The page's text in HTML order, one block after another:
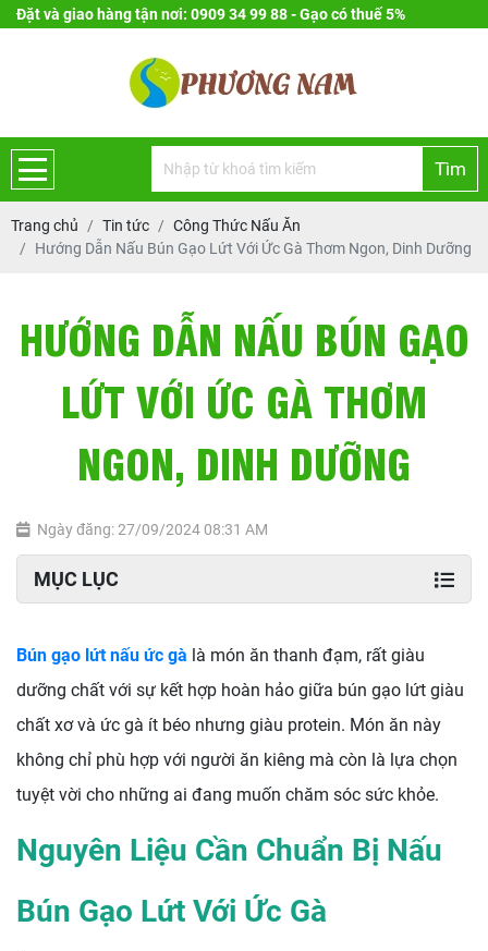
Đặt và giao hàng tận nơi: 0909 34 99 88 - Gạo có thuế 5%
Tìm
Trang chủ Tin tức
Công Thức Nấu Ăn
Hướng Dẫn Nấu Bún Gạo Lứt Với Ức Gà Thơm Ngon, Dinh Dưỡng
HƯỚNG DẪN NẤU BÚN GẠO
LỨT VỚI ỨC GÀ THƠM
NGON, DINH DƯỠNG
Ngày đăng: 27/09/2024 08:31 AM
MỤC LỤC
Bún gạo lứt nấu ức gà là món ăn thanh đạm, rất giàu
dưỡng chất với sự kết hợp hoàn hảo giữa bún gạo lứt giàu
chất xơ và ức gà ít béo nhưng giàu protein. Món ăn này
không chỉ phù hợp với người ăn kiêng mà còn là lựa chọn
tuyệt vời cho những ai đang muốn chăm sóc sức khỏe.
Nguyên Liệu Cần Chuẩn Bị Nấu
Bún Gạo Lứt Với Ức Gà